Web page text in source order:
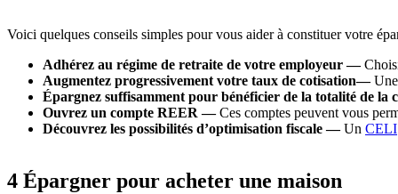
Voici quelques conseils simples pour vous aider à constituer votre
Adhérez au régime de retraite de votre employeur —
Augmentez progressivement votre taux de cotisation—
Épargnez suffisamment pour bénéficier de la totalité de la
Ouvrez un compte REER —Ces comptes peuvent vous
Découvrez les possibilités d’optimisation fiscale —Un CELI
4 Épargner pour acheter une maison